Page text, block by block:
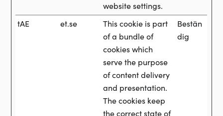
website settings.
tAE et.se
This cookie is part
of a bundle of
cookies which
serve the purpose
of content delivery
and presentation.
The cookies keep
the correct state of
Bestän
dig